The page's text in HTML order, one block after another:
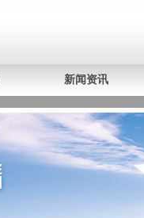
新闻资讯